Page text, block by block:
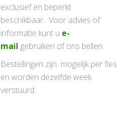
exclusief en beperkt
beschikbaar. Voor advies of
informatie kunt u e-
mail gebruiken of ons bellen.
Bestellingen zijn mogelijk per fles
en worden dezelfde week
verstuurd.